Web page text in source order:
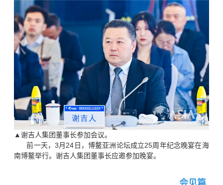
▲谢吉人集团董事长参加会议。
前一天，3月24日，博鳌亚洲论坛成立25周年纪念晚宴在海
南博鳌举行。谢吉人集团董事长应邀参加晚宴。
会见篇